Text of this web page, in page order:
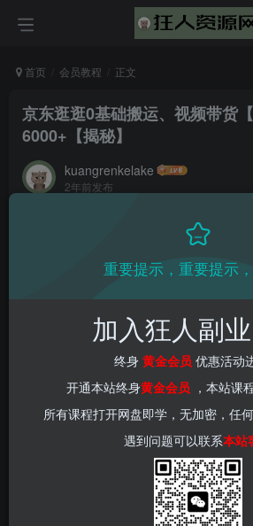
首页 会员教程 正文
京东逛逛0基础搬运、视频带货
6000+【揭秘】
kuangrenkelake
2年前发布
链接进入本站首页：
重要提示，重要提示
加入狂人副
终身 黄金会员 优惠活动
开通本站终身黄金会员 ，本站课
所有课程打开网盘即学，无加密，任
遇到问题可以联系本站